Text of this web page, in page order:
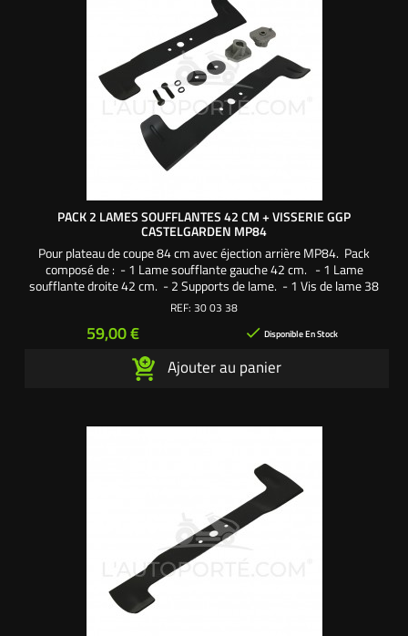
PACK 2 LAMES SOUFFLANTES 42 CM + VISSERIE GGP
CASTELGARDEN MP84
Pour plateau de coupe 84 cm avec éjection arrière MP84. Pack
composé de : - 1 Lame soufflante gauche 42 cm. - 1 Lame
soufflante droite 42 cm. - 2 Supports de lame. - 1 Vis de lame 38
mm pas à droite. - 1 Vis de lame 38 mm pas à gauche. - 2
L'autoporté.com ®
REF: 30 03 38
Prix
59,00 €  Disponible En Stock
Ajouter au panier